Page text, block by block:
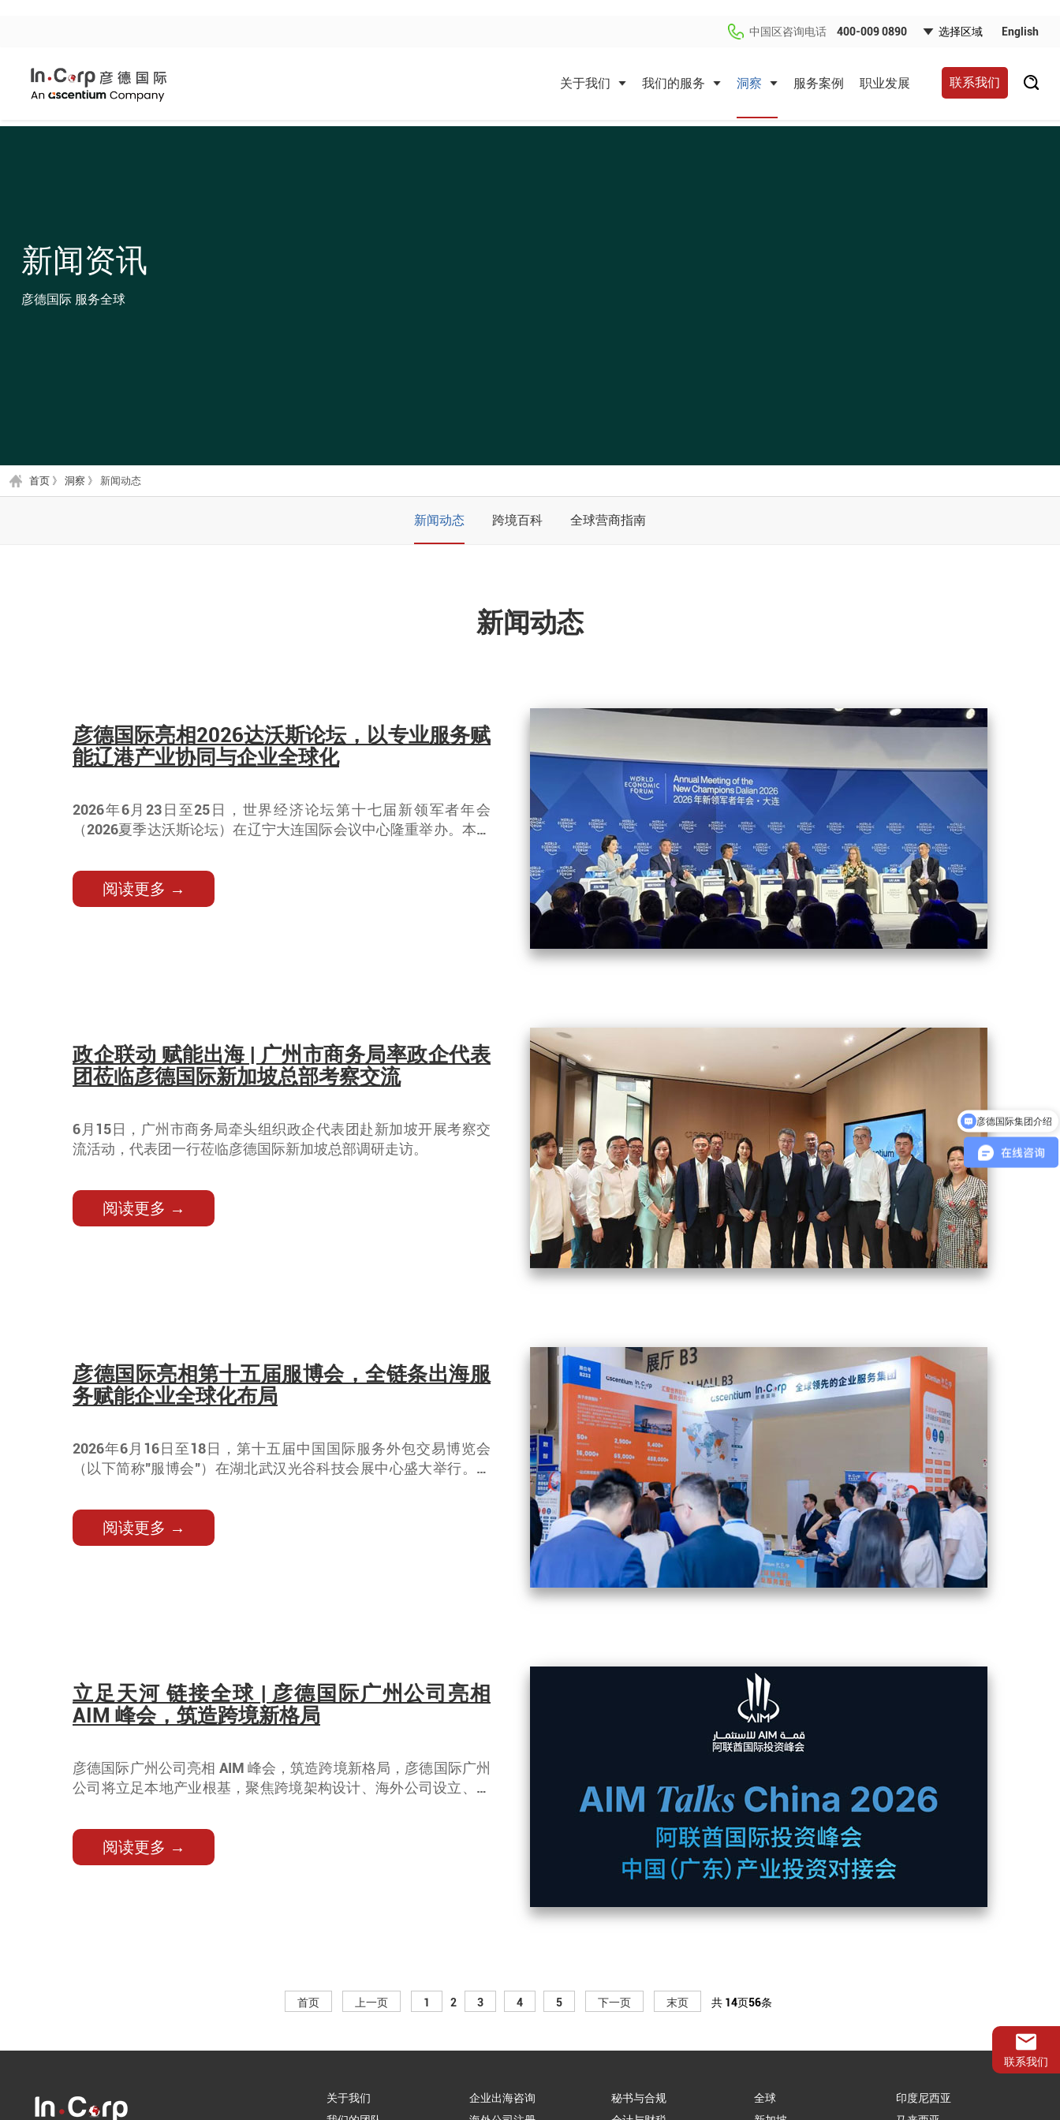
English
中国区咨询电话 400-009 0890
关于我们 我们的服务 洞察 服务案例 职业发展 联系我们
新闻资讯
彦德国际 服务全球
首页 》 洞察 》 新闻动态
新闻动态 跨境百科 全球营商指南
新闻动态
彦德国际亮相2026达沃斯论坛，以专业服务赋
能辽港产业协同与企业全球化
2026年6月23日至25日，世界经济论坛第十七届新领军者年会
（2026夏季达沃斯论坛）在辽宁大连国际会议中心隆重举办。本次
域产业升级、深耕跨境服务赛道的重要契机。
阅读更多 →
政企联动 赋能出海 | 广州市商务局率政企代表
团莅临彦德国际新加坡总部考察交流
6月15日，广州市商务局牵头组织政企代表团赴新加坡开展考察交
流活动，代表团一行莅临彦德国际新加坡总部调研走访。
阅读更多 →
彦德国际亮相第十五届服博会，全链条出海服
务赋能企业全球化布局
2026年6月16日至18日，第十五届中国国际服务外包交易博览会
（以下简称"服博会"）在湖北武汉光谷科技会展中心盛大举行。彦
国出海企业提供一站式落地支持。
阅读更多 →
立足天河 链接全球 | 彦德国际广州公司亮相
AIM 峰会，筑造跨境新格局
彦德国际广州公司亮相 AIM 峰会，筑造跨境新格局，彦德国际广州
公司将立足本地产业根基，聚焦跨境架构设计、海外公司设立、财
府，助力大湾区企业稳健布局全球市场。
阅读更多 →
首页 上一页 1 2 3 4 5 下一页 末页 共 14页56条
关于我们
企业出海咨询
秘书与合规
全球
印度尼西亚
联系我们
我们如何帮助您的拓展业务?